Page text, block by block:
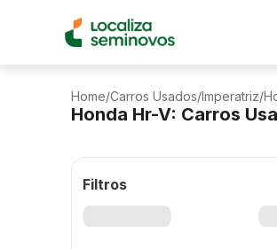
Home/Carros Usados/Imperatriz/
Honda Hr-V: Carros
Filtros